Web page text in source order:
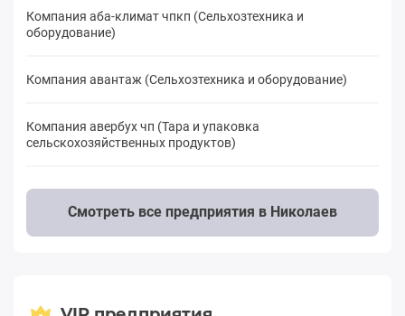
Компания аба-климат чпкп (Сельхозтехника и
оборудование)
Компания авантаж (Сельхозтехника и оборудование)
Компания авербух чп (Тара и упаковка
сельскохозяйственных продуктов)
Смотреть все предприятия в Николаев